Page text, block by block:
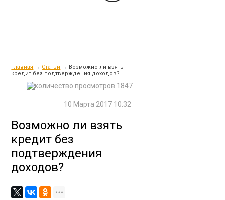
Главная → Статьи → Возможно ли взять
кредит без подтверждения доходов?
1847
10 Марта 2017 10:32
Возможно ли взять
кредит без
подтверждения
доходов?